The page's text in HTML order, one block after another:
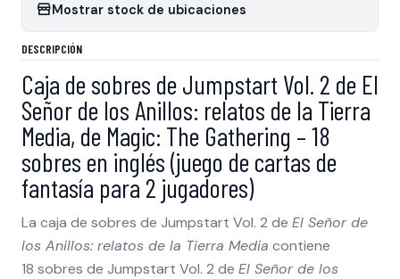
Mostrar stock de ubicaciones
DESCRIPCIÓN
Caja de sobres de Jumpstart Vol. 2 de El
Señor de los Anillos: relatos de la Tierra
Media, de Magic: The Gathering – 18
sobres en inglés (juego de cartas de
fantasía para 2 jugadores)
La caja de sobres de Jumpstart Vol. 2 de El Señor de
los Anillos: relatos de la Tierra Media contiene
18 sobres de Jumpstart Vol. 2 de El Señor de los